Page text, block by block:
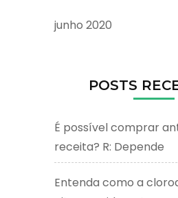
junho 2020
POSTS
É possível comprar
receita? R: Depende
Entenda como a